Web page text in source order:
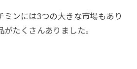
ミンには3つの大きな市場もあり
たくさんありました。